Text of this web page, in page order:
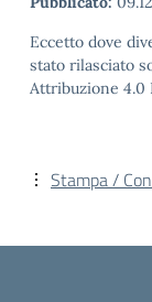
Eccetto dove
stato rilasciato
Attribuzione 4.0
Stampa /